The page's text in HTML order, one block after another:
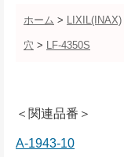
ホーム > LIXIL(INAX)
穴 > LF-4350S
＜関連品番＞
A-1943-10